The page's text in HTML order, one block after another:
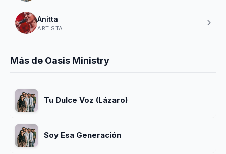
Anitta
ARTISTA
Más de Oasis Ministry
Tu Dulce Voz (Lázaro)
Soy Esa Generación